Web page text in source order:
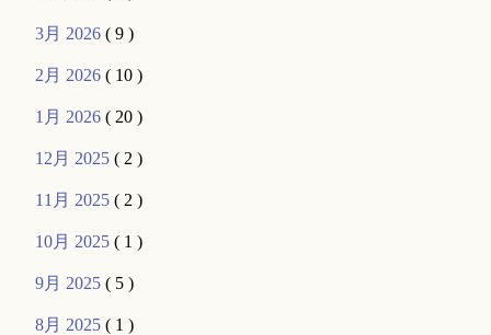
3月 2026( 9 )
2月 2026( 10 )
1月 2026( 20 )
12月 2025( 2 )
11月 2025( 2 )
10月 2025( 1 )
9月 2025( 5 )
8月 2025( 1 )